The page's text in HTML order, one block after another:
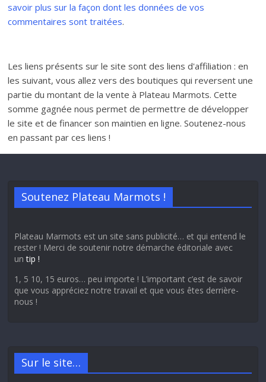
savoir plus sur la façon dont les données de vos
commentaires sont traitées.
Les liens présents sur le site sont des liens d'affiliation : en
les suivant, vous allez vers des boutiques qui reversent une
partie du montant de la vente à Plateau Marmots. Cette
somme gagnée nous permet de permettre de développer
le site et de financer son maintien en ligne. Soutenez-nous
en passant par ces liens !
Soutenez Plateau Marmots !
Plateau Marmots est un site sans publicité… et qui entend le
rester ! Merci de soutenir notre démarche éditoriale avec
untip !
1, 5 10, 15 euros… peu importe ! L’important c’est de savoir
que vous appréciez notre travail et que vous êtes derrière-
nous !
Sur le site…